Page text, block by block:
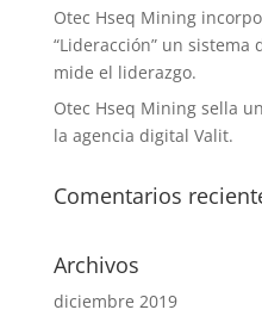
Otec Hseq Mining
“Lideracción” un sistema
mide el liderazgo.
Otec Hseq Mining sella
la agencia digital Valit.
Comentarios
Archivos
diciembre 2019